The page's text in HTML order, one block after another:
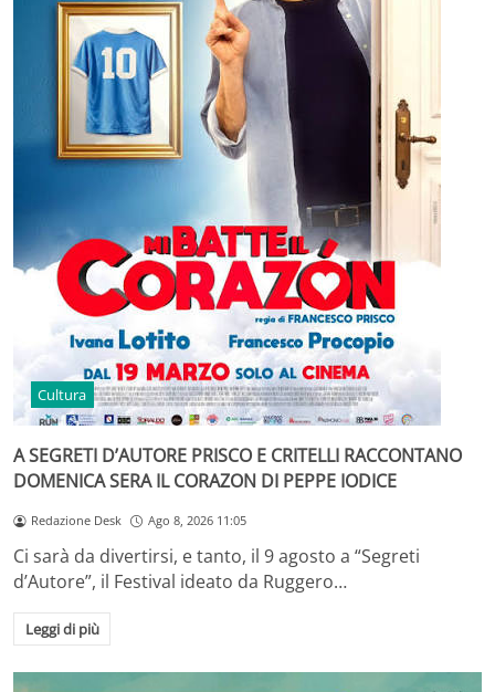
Cultura
A SEGRETI D’AUTORE PRISCO E CRITELLI RACCONTANO
DOMENICA SERA IL CORAZON DI PEPPE IODICE
Redazione Desk Ago 8, 2026 11:05
Ci sarà da divertirsi, e tanto, il 9 agosto a “Segreti
d’Autore”, il Festival ideato da Ruggero…
Leggi di più